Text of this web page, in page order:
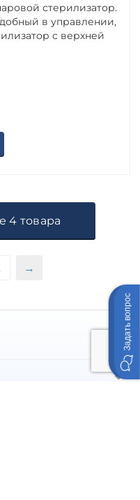
стерилизатор.
в управлении,
с верхней
4 товара
Задать вопрос